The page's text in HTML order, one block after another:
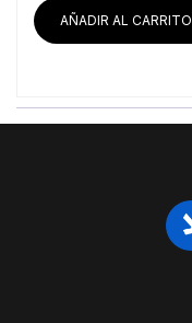
AÑADIR AL CARRITO